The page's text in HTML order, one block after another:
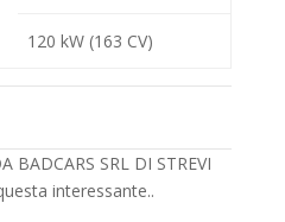
120 kW (163 CV)
BADCARS SRL DI STREVI
interessante..